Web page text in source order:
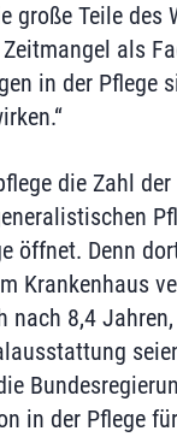
große Teile des
als
in der Pflege
die Zahl
öffnet. Denn
Krankenhaus
8,4
in der Pflege